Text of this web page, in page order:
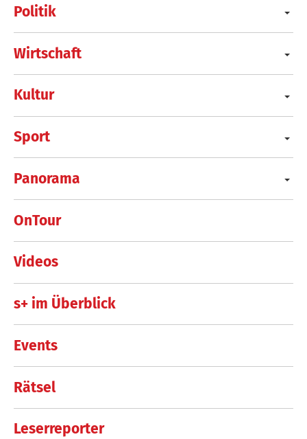
Politik
Wirtschaft
Kultur
Sport
Panorama
OnTour
Videos
s+ im Überblick
Events
Rätsel
Leserreporter